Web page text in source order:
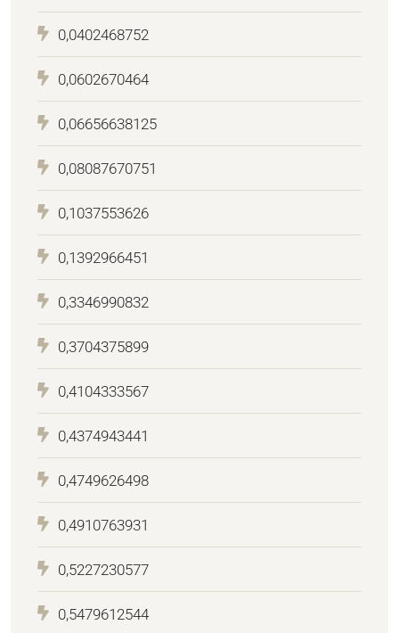
0,0402468752
0,0602670464
0,06656638125
0,08087670751
0,1037553626
0,1392966451
0,3346990832
0,3704375899
0,4104333567
0,4374943441
0,4749626498
0,4910763931
0,5227230577
0,5479612544